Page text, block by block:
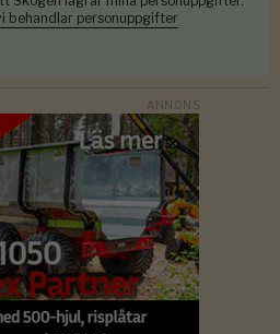
behandlar personuppgifter